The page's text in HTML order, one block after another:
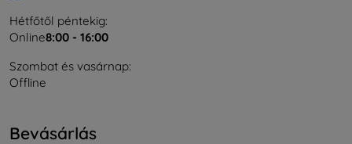
Hétfőtől péntekig:
Online8:00 - 16:00
Szombat és vasárnap:
Offline
Bevásárlás